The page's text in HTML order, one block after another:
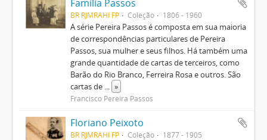
Família Passos
BR RJMRAHI FP Coleção 1806 - 1960
A série Pereira Passos é composta em sua maioria
de correspondências particulares de Pereira
Passos, sua mulher e seus filhos. Há também uma
grande quantidade de cartas de terceiros, como
Barão do Rio Branco, Ferreira Rosa e outros. São
cartas de ... »
Francisco Pereira Passos
Floriano Peixoto
BR RJMRAHI FP Coleção 1877 - 1905